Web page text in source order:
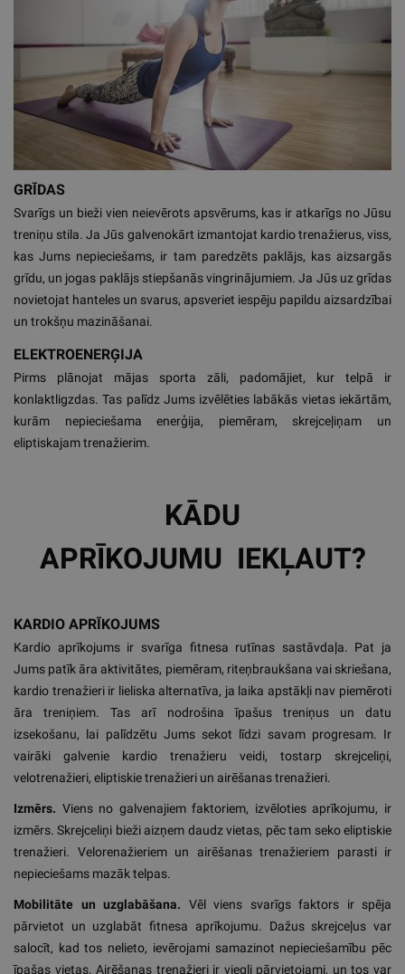
GRĪDAS
Svarīgs un bieži vien neievērots apsvērums, kas ir atkarīgs no Jūsu
treniņu stila. Ja Jūs galvenokārt izmantojat kardio trenažierus, viss,
kas Jums nepieciešams, ir tam paredzēts paklājs, kas aizsargās
grīdu, un jogas paklājs stiepšanās vingrinājumiem. Ja Jūs uz grīdas
novietojat hanteles un svarus, apsveriet iespēju papildu aizsardzībai
un trokšņu mazināšanai.
ELEKTROENERĢIJA
Pirms plānojat mājas sporta zāli, padomājiet, kur telpā ir
konlaktligzdas. Tas palīdz Jums izvēlēties labākās vietas iekārtām,
kurām nepieciešama enerģija, piemēram, skrejceļiņam un
eliptiskajam trenažierim.
KĀDU
APRĪKOJUMU IEKĻAUT?
KARDIO APRĪKOJUMS
Kardio aprīkojums ir svarīga fitnesa rutīnas sastāvdaļa. Pat ja
Jums patīk āra aktivitātes, piemēram, riteņbraukšana vai skriešana,
kardio trenažieri ir lieliska alternatīva, ja laika apstākļi nav piemēroti
āra treniņiem. Tas arī nodrošina īpašus treniņus un datu
izsekošanu, lai palīdzētu Jums sekot līdzi savam progresam. Ir
vairāki galvenie kardio trenažieru veidi, tostarp skrejceliņi,
velotrenažieri, eliptiskie trenažieri un airēšanas trenažieri.
Izmērs. Viens no galvenajiem faktoriem, izvēloties aprīkojumu, ir
izmērs. Skrejceliņi bieži aizņem daudz vietas, pēc tam seko eliptiskie
trenažieri. Velorenažieriem un airēšanas trenažieriem parasti ir
nepieciešams mazāk telpas.
Mobilitāte un uzglabāšana. Vēl viens svarīgs faktors ir spēja
pārvietot un uzglabāt fitnesa aprīkojumu. Dažus skrejceļus var
salocīt, kad tos nelieto, ievērojami samazinot nepieciešamību pēc
īpašas vietas. Airēšanas trenažieri ir viegli pārvietojami, un tos var